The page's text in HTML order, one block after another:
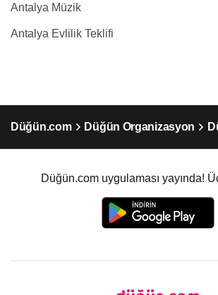
Antalya Müzik
Antalya Evlilik Teklifi
Düğün.com Düğün Organizasyon
Düğün.com uygulaması yayında!